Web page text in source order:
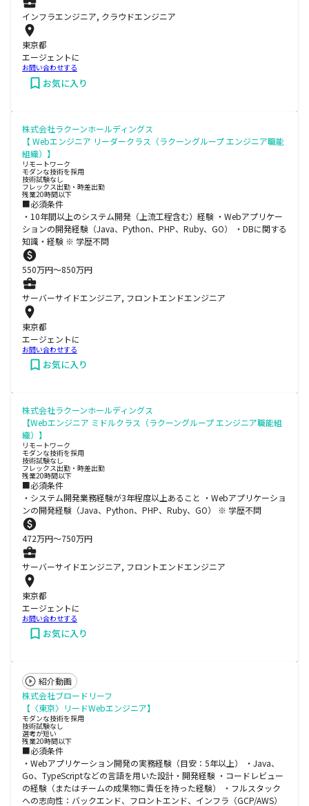
インフラエンジニア, クラウドエンジニア
東京都
エージェントに
お問い合わせする
お気に入り
株式会社ラクーンホールディングス
【 Webエンジニア リーダークラス（ラクーングループ エンジニア職能
組織）】
リモートワーク
モダンな技術を採用
技術試験なし
フレックス出勤・時差出勤
残業20時間以下
■必須条件
・10年間以上のシステム開発（上流工程含む）経験 ・Webアプリケー
ションの開発経験（Java、Python、PHP、Ruby、GO） ・DBに関する
知識・経験 ※ 学歴不問
550万円〜850万円
サーバーサイドエンジニア, フロントエンドエンジニア
東京都
エージェントに
お問い合わせする
お気に入り
株式会社ラクーンホールディングス
【Webエンジニア ミドルクラス（ラクーングループ エンジニア職能組
織）】
リモートワーク
モダンな技術を採用
技術試験なし
フレックス出勤・時差出勤
残業20時間以下
■必須条件
・システム開発業務経験が3年程度以上あること ・Webアプリケーショ
ンの開発経験（Java、Python、PHP、Ruby、GO） ※ 学歴不問
472万円〜750万円
サーバーサイドエンジニア, フロントエンドエンジニア
東京都
エージェントに
お問い合わせする
お気に入り
紹介動画
株式会社ブロードリーフ
【〈東京〉リードWebエンジニア】
モダンな技術を採用
技術試験なし
選考が短い
残業20時間以下
■必須条件
・Webアプリケーション開発の実務経験（目安：5年以上） ・Java、
Go、TypeScriptなどの言語を用いた設計・開発経験 ・コードレビュー
の経験（またはチームの成果物に責任を持った経験） ・フルスタック
への志向性：バックエンド、フロントエンド、インフラ（GCP/AWS）